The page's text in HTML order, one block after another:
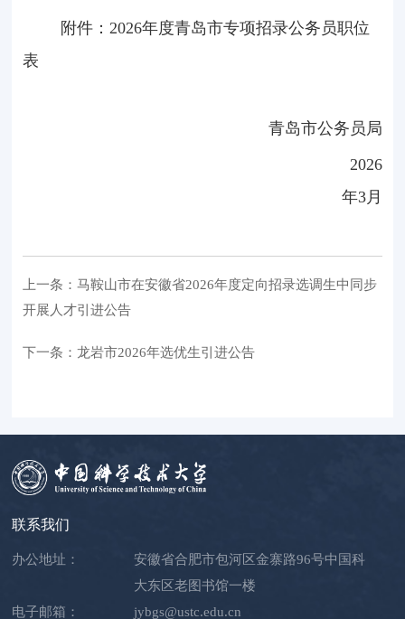
附件：2026年度青岛市专项招录公务员职位
表
青岛市公务员局
2026
年3月
上一条：马鞍山市在安徽省2026年度定向招录选调生中同步
开展人才引进公告
下一条：龙岩市2026年选优生引进公告
联系我们
办公地址：
安徽省合肥市包河区金寨路96号中国科
大东区老图书馆一楼
电子邮箱：
jybgs@ustc.edu.cn